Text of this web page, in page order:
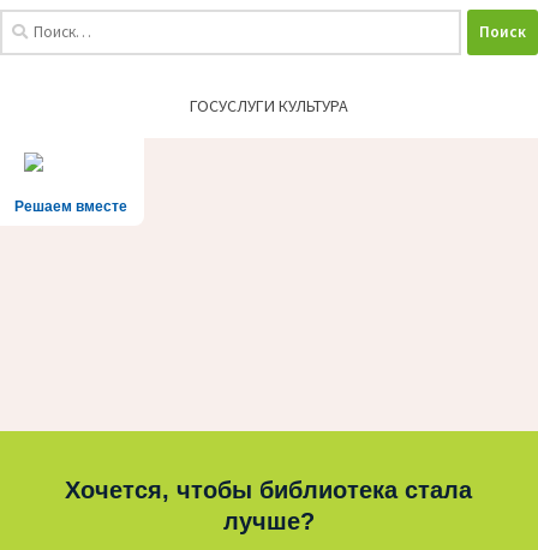
ГОСУСЛУГИ КУЛЬТУРА
Решаем вместе
Хочется, чтобы библиотека стала
лучше?